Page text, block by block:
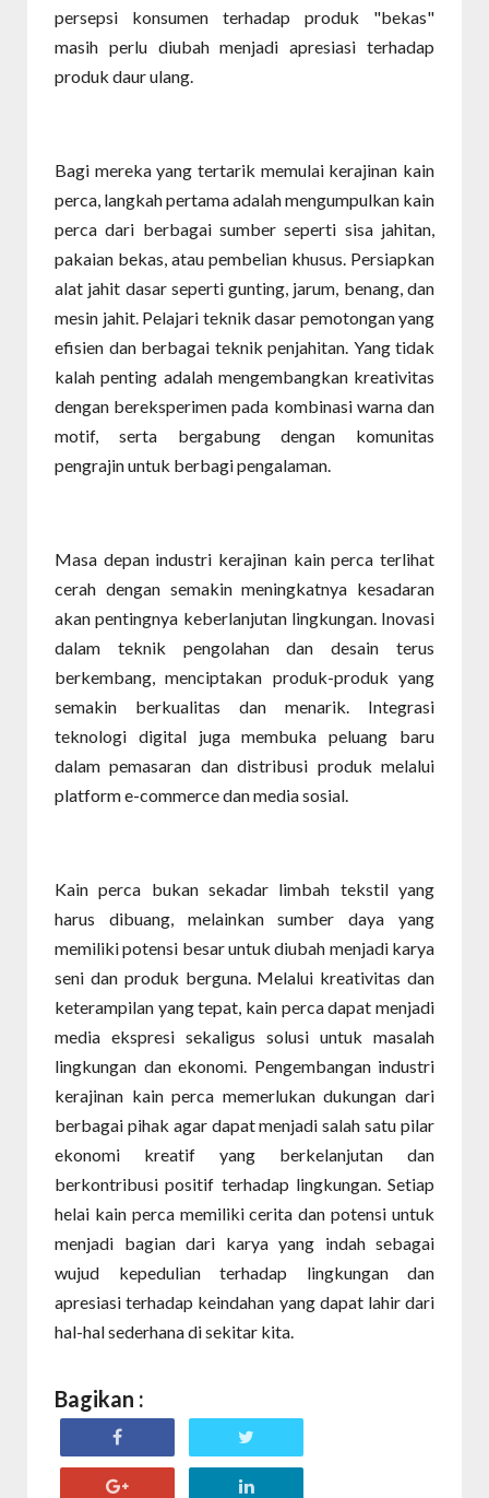
persepsi konsumen terhadap produk "bekas"
masih perlu diubah menjadi apresiasi terhadap
produk daur ulang.
Bagi mereka yang tertarik memulai kerajinan kain
perca, langkah pertama adalah mengumpulkan kain
perca dari berbagai sumber seperti sisa jahitan,
pakaian bekas, atau pembelian khusus. Persiapkan
alat jahit dasar seperti gunting, jarum, benang, dan
mesin jahit. Pelajari teknik dasar pemotongan yang
efisien dan berbagai teknik penjahitan. Yang tidak
kalah penting adalah mengembangkan kreativitas
dengan bereksperimen pada kombinasi warna dan
motif, serta bergabung dengan komunitas
pengrajin untuk berbagi pengalaman.
Masa depan industri kerajinan kain perca terlihat
cerah dengan semakin meningkatnya kesadaran
akan pentingnya keberlanjutan lingkungan. Inovasi
dalam teknik pengolahan dan desain terus
berkembang, menciptakan produk-produk yang
semakin berkualitas dan menarik. Integrasi
teknologi digital juga membuka peluang baru
dalam pemasaran dan distribusi produk melalui
platform e-commerce dan media sosial.
Kain perca bukan sekadar limbah tekstil yang
harus dibuang, melainkan sumber daya yang
memiliki potensi besar untuk diubah menjadi karya
seni dan produk berguna. Melalui kreativitas dan
keterampilan yang tepat, kain perca dapat menjadi
media ekspresi sekaligus solusi untuk masalah
lingkungan dan ekonomi. Pengembangan industri
kerajinan kain perca memerlukan dukungan dari
berbagai pihak agar dapat menjadi salah satu pilar
ekonomi kreatif yang berkelanjutan dan
berkontribusi positif terhadap lingkungan. Setiap
helai kain perca memiliki cerita dan potensi untuk
menjadi bagian dari karya yang indah sebagai
wujud kepedulian terhadap lingkungan dan
apresiasi terhadap keindahan yang dapat lahir dari
hal-hal sederhana di sekitar kita.
Bagikan :